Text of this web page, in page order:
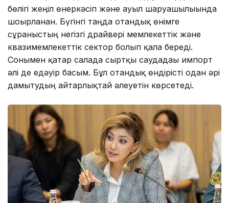
бөлігі жеңіл өнеркәсіп және ауыл шаруашылығында
шоғырланған. Бүгінгі таңда отандық өнімге
сұраныстың негізгі драйвері мемлекеттік және
квазимемлекеттік сектор болып қала береді.
Сонымен қатар салада сыртқы саудадағы импорт
әлі де едәуір басым. Бұл отандық өндірісті одан әрі
дамытудың айтарлықтай әлеуетін көрсетеді.